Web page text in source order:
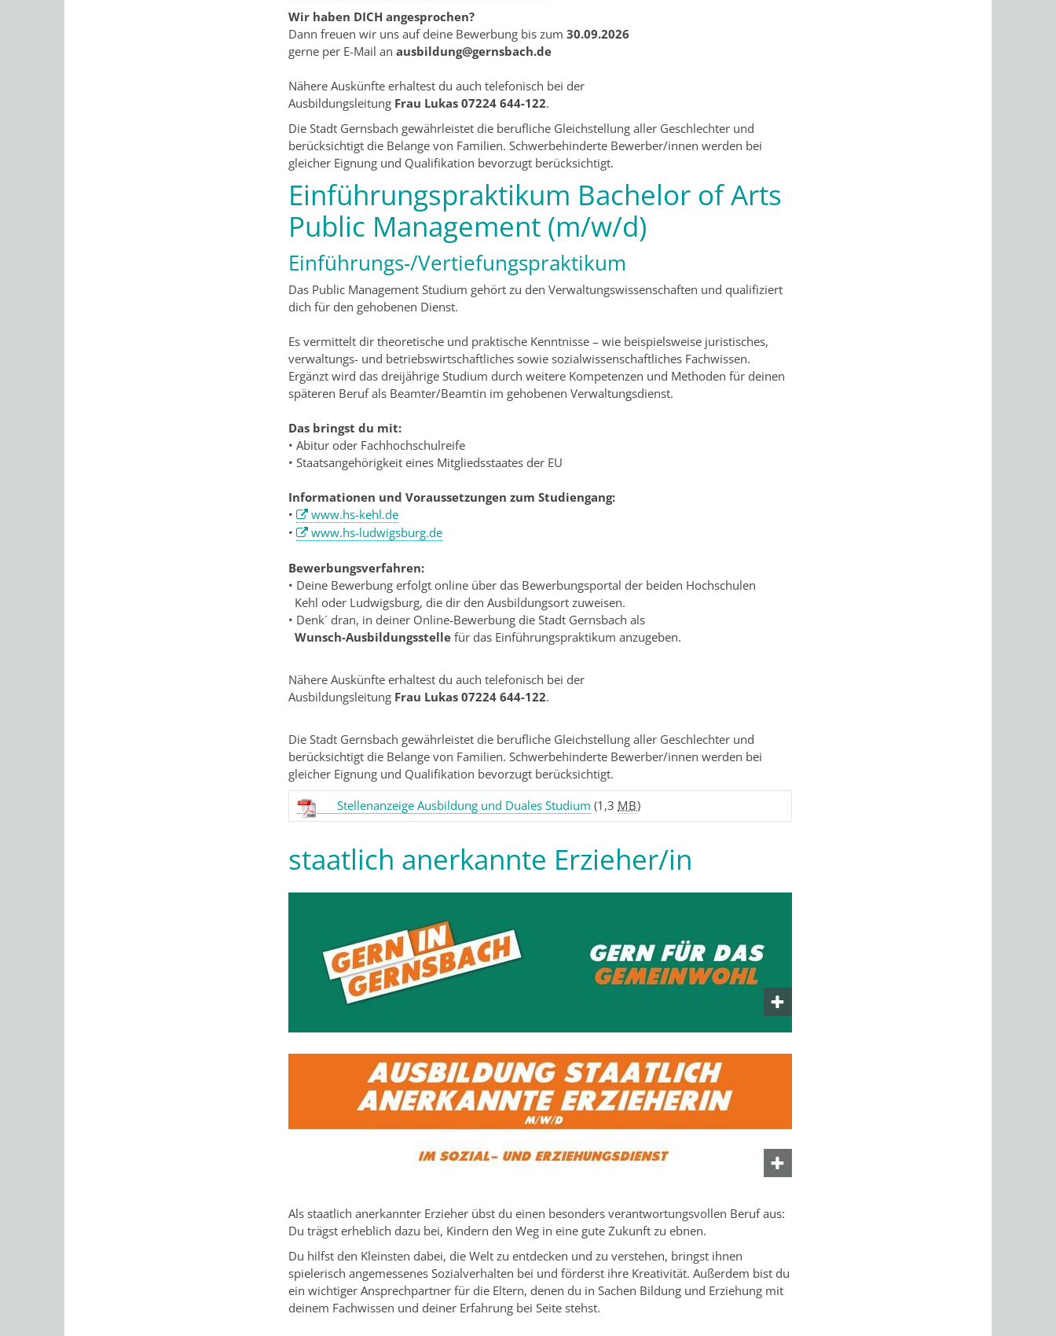
Wir haben DICH angesprochen?
Dann freuen wir uns auf deine Bewerbung bis zum30.09.2026
gerne per E-Mail anausbildung@gernsbach.de
Nähere Auskünfte erhaltest du auch telefonisch bei der
Ausbildungsleitung Frau Lukas 07224 644-122.
Die Stadt Gernsbach gewährleistet die berufliche Gleichstellung aller Geschlechter und
berücksichtigt die Belange von Familien. Schwerbehinderte Bewerber/innen werden bei
gleicher Eignung und Qualifikation bevorzugt berücksichtigt.
Einführungspraktikum Bachelor of Arts
Public Management (m/w/d)
Einführungs-/Vertiefungspraktikum
Das Public Management Studium gehört zu den Verwaltungswissenschaften und qualifiziert
dich für den gehobenen Dienst.
Es vermittelt dir theoretische und praktische Kenntnisse – wie beispielsweise juristisches,
verwaltungs- und betriebswirtschaftliches sowie sozialwissenschaftliches Fachwissen.
Ergänzt wird das dreijährige Studium durch weitere Kompetenzen und Methoden für deinen
späteren Beruf als Beamter/Beamtin im gehobenen Verwaltungsdienst.
Das bringst du mit:
• Abitur oder Fachhochschulreife
• Staatsangehörigkeit eines Mitgliedsstaates der EU
Informationen und Voraussetzungen zum Studiengang:
•
www.hs-kehl.de
•
www.hs-ludwigsburg.de
Bewerbungsverfahren:
• Deine Bewerbung erfolgt online über das Bewerbungsportal der beiden Hochschulen
Kehl oder Ludwigsburg, die dir den Ausbildungsort zuweisen.
• Denk´ dran, in deiner Online-Bewerbung die Stadt Gernsbach als
Wunsch-Ausbildungsstelle für das Einführungspraktikum anzugeben.
Nähere Auskünfte erhaltest du auch telefonisch bei der
Ausbildungsleitung Frau Lukas 07224 644-122.
Die Stadt Gernsbach gewährleistet die berufliche Gleichstellung aller Geschlechter und
berücksichtigt die Belange von Familien. Schwerbehinderte Bewerber/innen werden bei
gleicher Eignung und Qualifikation bevorzugt berücksichtigt.
Stellenanzeige Ausbildung und Duales Studium (1,3 MB)
staatlich anerkannte Erzieher/in
Als staatlich anerkannter Erzieher übst du einen besonders verantwortungsvollen Beruf aus:
Du trägst erheblich dazu bei, Kindern den Weg in eine gute Zukunft zu ebnen.
Du hilfst den Kleinsten dabei, die Welt zu entdecken und zu verstehen, bringst ihnen
spielerisch angemessenes Sozialverhalten bei und förderst ihre Kreativität. Außerdem bist du
ein wichtiger Ansprechpartner für die Eltern, denen du in Sachen Bildung und Erziehung mit
deinem Fachwissen und deiner Erfahrung bei Seite stehst.